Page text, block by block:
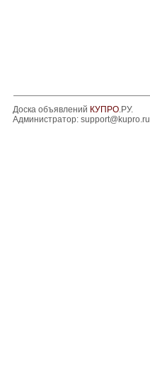
Доска объявлений КУПРО.РУ.
Администратор: support@kupro.ru